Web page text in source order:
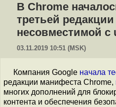
В Chrome
третьей
несовместимой с
03.11.2019 10:51 (MSK)
Компания Google начала
редакции манифеста Chrome,
многих дополнений для
контента и обеспечения